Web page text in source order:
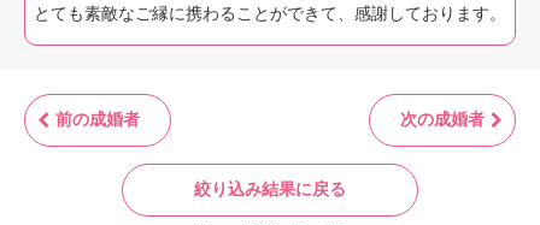
とても素敵なご縁に携わることができて、感謝しております。
前の成婚者 次の成婚者
絞り込み結果に戻る